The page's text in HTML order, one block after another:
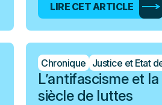
LIRE CET ARTICLE
Chronique Justice et Etat
L’antifascisme et
siècle de luttes